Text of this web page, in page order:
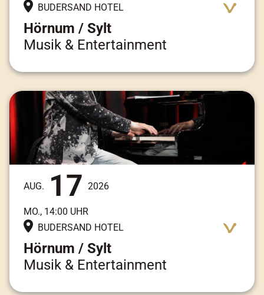
BUDERSAND HOTEL
Hörnum / Sylt
Musik & Entertainment
AUG. 17 2026
MO., 14:00 UHR
BUDERSAND HOTEL
Hörnum / Sylt
Musik & Entertainment